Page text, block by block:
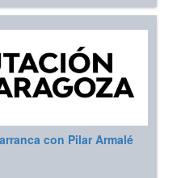
con Pilar Armalé